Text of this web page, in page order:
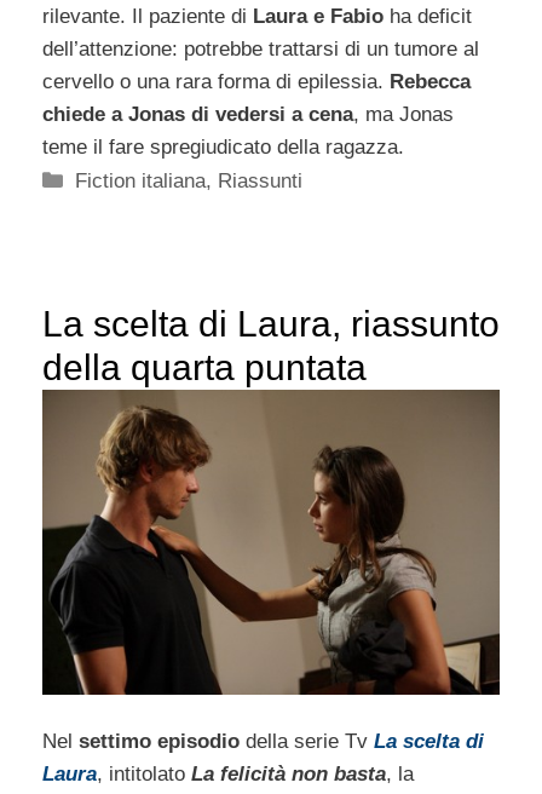
rilevante. Il paziente di Laura e Fabio ha deficit
dell’attenzione: potrebbe trattarsi di un tumore al
cervello o una rara forma di epilessia. Rebecca
chiede a Jonas di vedersi a cena, ma Jonas
teme il fare spregiudicato della ragazza.
Categorie
Fiction italiana, Riassunti
La scelta di Laura, riassunto
della quarta puntata
Nel settimo episodio della serie Tv La scelta di
Laura, intitolato La felicità non basta, la